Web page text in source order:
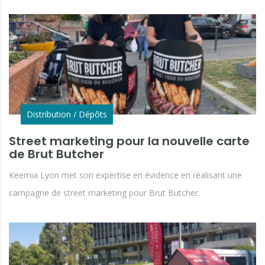
Distribution / Dépôts
Street marketing pour la nouvelle carte
de Brut Butcher
Keemia Lyon met son expertise en évidence en réalisant une
campagne de street marketing pour Brut Butcher.